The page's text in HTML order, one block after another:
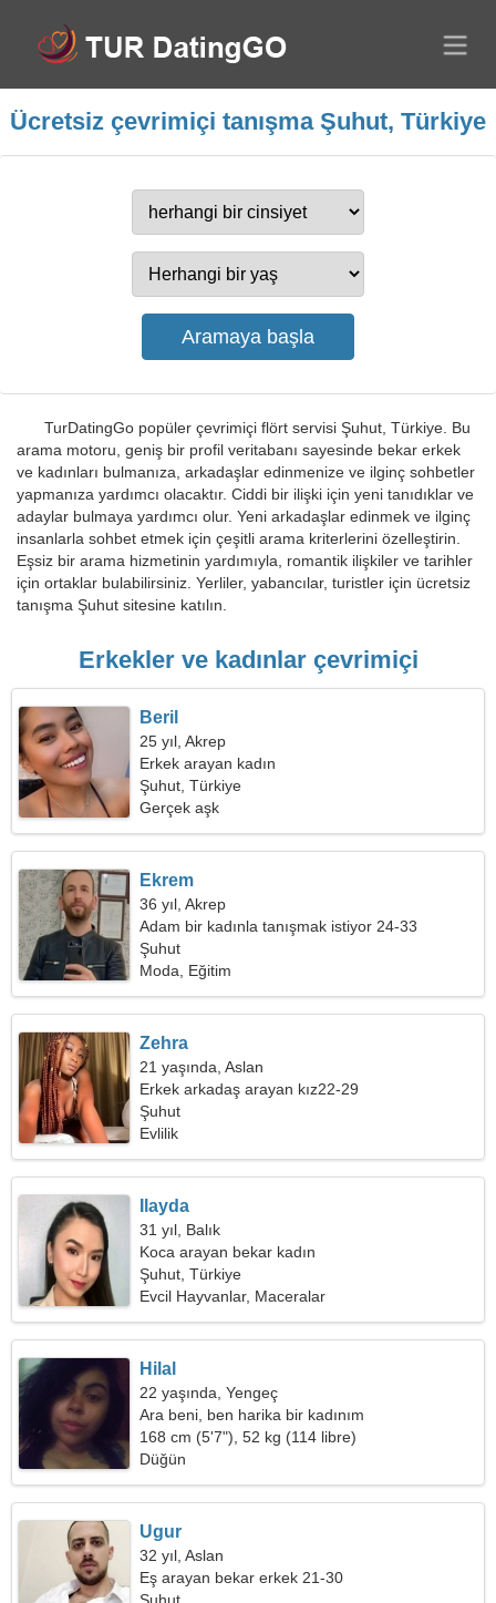
Ücretsiz çevrimiçi tanışma Şuhut, Türkiye
TurDatingGo popüler çevrimiçi flört servisi Şuhut, Türkiye. Bu
arama motoru, geniş bir profil veritabanı sayesinde bekar erkek
ve kadınları bulmanıza, arkadaşlar edinmenize ve ilginç sohbetler
yapmanıza yardımcı olacaktır. Ciddi bir ilişki için yeni tanıdıklar ve
adaylar bulmaya yardımcı olur. Yeni arkadaşlar edinmek ve ilginç
insanlarla sohbet etmek için çeşitli arama kriterlerini özelleştirin.
Eşsiz bir arama hizmetinin yardımıyla, romantik ilişkiler ve tarihler
için ortaklar bulabilirsiniz. Yerliler, yabancılar, turistler için ücretsiz
tanışma Şuhut sitesine katılın.
Erkekler ve kadınlar çevrimiçi
Beril
25 yıl, Akrep
Erkek arayan kadın
Şuhut, Türkiye
Gerçek aşk
Ekrem
36 yıl, Akrep
Adam bir kadınla tanışmak istiyor 24-33
Şuhut
Moda, Eğitim
Zehra
21 yaşında, Aslan
Erkek arkadaş arayan kız22-29
Şuhut
Evlilik
Ilayda
31 yıl, Balık
Koca arayan bekar kadın
Şuhut, Türkiye
Evcil Hayvanlar, Maceralar
Hilal
22 yaşında, Yengeç
Ara beni, ben harika bir kadınım
168 cm (5'7"), 52 kg (114 libre)
Düğün
Ugur
32 yıl, Aslan
Eş arayan bekar erkek 21-30